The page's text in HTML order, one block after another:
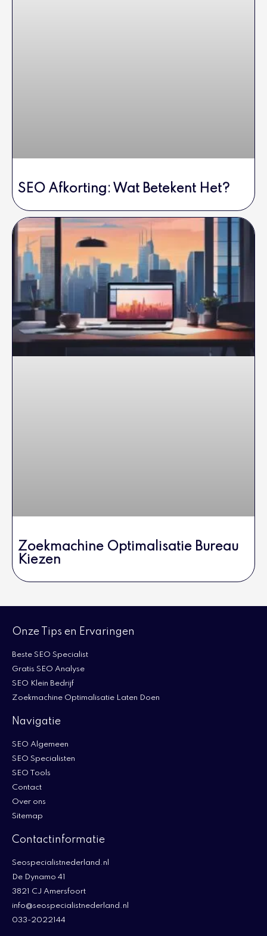
SEO Afkorting: Wat Betekent Het?
Zoekmachine Optimalisatie Bureau
Kiezen
Onze Tips en Ervaringen
Beste SEO Specialist
Gratis SEO Analyse
SEO Klein Bedrijf
Zoekmachine Optimalisatie Laten Doen
Navigatie
SEO Algemeen
SEO Specialisten
SEO Tools
Contact
Over ons
Sitemap
Contactinformatie
Seospecialistnederland.nl
De Dynamo 41
3821 CJ Amersfoort
info@seospecialistnederland.nl
033-2022144